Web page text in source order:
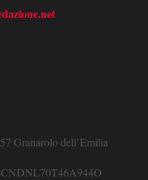
Granarolo dell’Emilia